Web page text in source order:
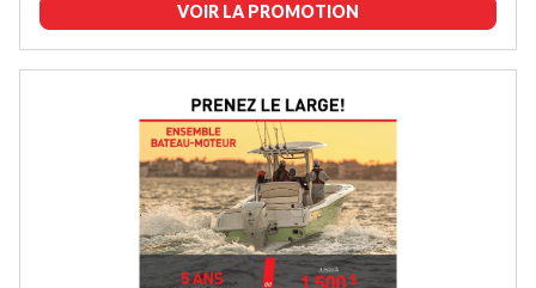
VOIR LA PROMOTION